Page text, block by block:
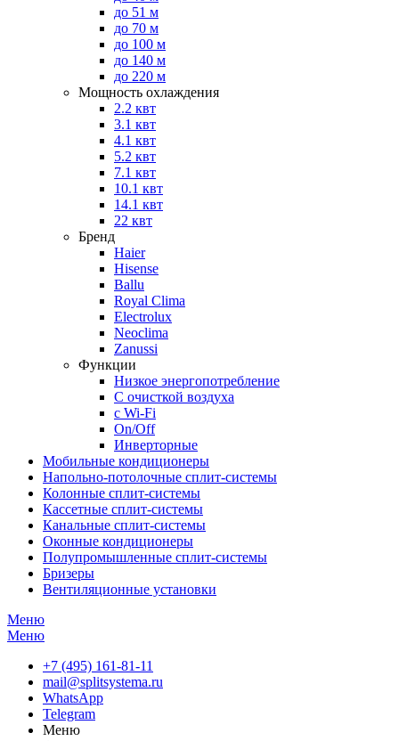
до 51 м
до 70 м
до 100 м
до 140 м
до 220 м
Мощность охлаждения
2.2 квт
3.1 квт
4.1 квт
5.2 квт
7.1 квт
10.1 квт
14.1 квт
22 квт
Бренд
Haier
Hisense
Ballu
Royal Clima
Electrolux
Neoclima
Zanussi
Функции
Низкое энергопотребление
С очисткой воздуха
с Wi-Fi
On/Off
Инверторные
Мобильные кондиционеры
Напольно-потолоч​ные ​сплит-системы
Колонные ​​сплит-системы
Кассетные сплит-системы
Канальные сплит-системы
Оконные кондиционеры
Полупромышленные сплит-системы
Бризеры
Вентиляционные установки
Меню
Меню
+7 (495) 161-81-11
mail@splitsystema.ru
WhatsApp
Telegram
Меню